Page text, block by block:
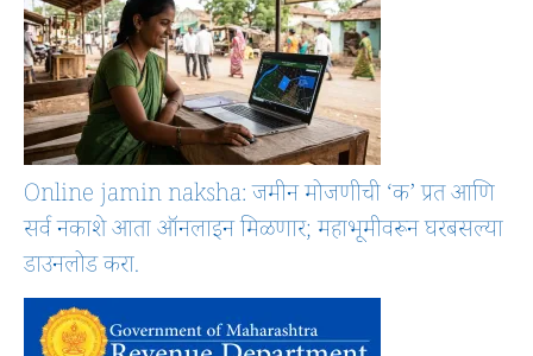
Online jamin naksha: जमीन मोजणीची ‘क’ प्रत आणि
सर्व नकाशे आता ऑनलाइन मिळणार; महाभूमीवरून घरबसल्या
डाउनलोड करा.